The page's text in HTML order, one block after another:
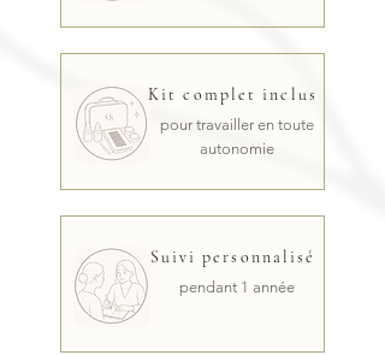
Kit complet inclus
pour travailler en toute
autonomie
Suivi personnalisé
pendant 1 année